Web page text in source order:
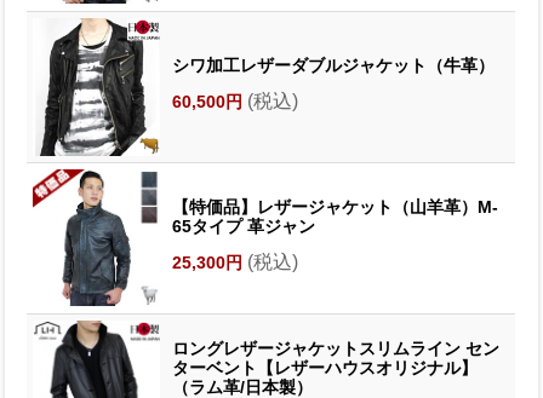
シワ加工レザーダブルジャケット（牛革）
60,500円 (税込)
【特価品】レザージャケット（山羊革）M-
65タイプ 革ジャン
25,300円 (税込)
ロングレザージャケットスリムライン セン
ターベント【レザーハウスオリジナル】
（ラム革/日本製）